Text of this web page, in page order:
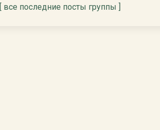
[ все последние посты группы ]